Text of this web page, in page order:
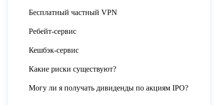
Бесплатный частный VPN
Ребейт-сервис
Кешбэк-сервис
Какие риски существуют?
Могу ли я получать дивиденды по акциям IPO?